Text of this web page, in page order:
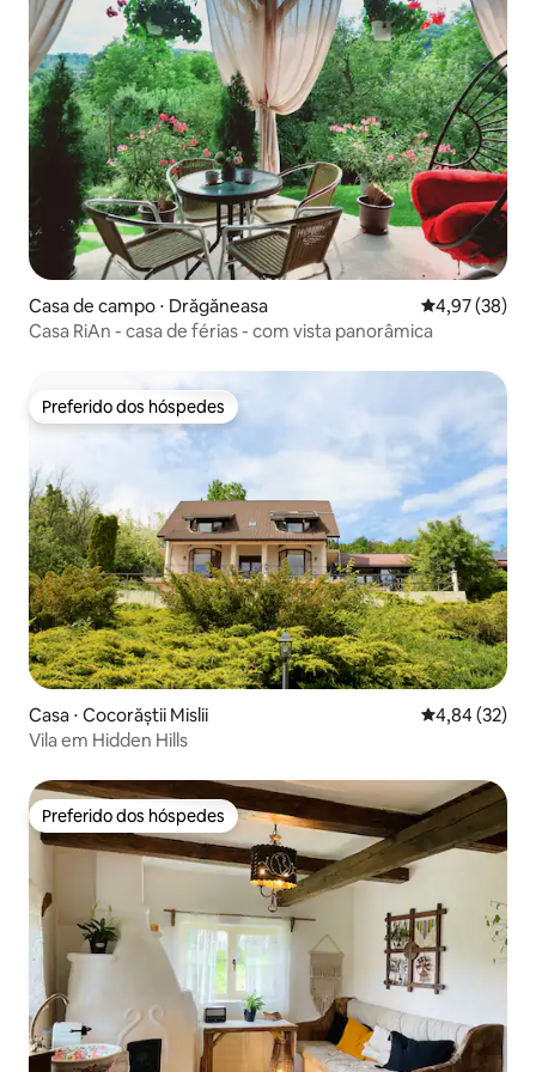
Casa de campo ⋅ Drăgăneasa 4,97 de uma
4,97 (38)
Casa RiAn - casa de férias - com vista panorâmica
Preferido dos hóspedes
Preferido dos hóspedes
Casa ⋅ Cocorăștii Mislii 4,84 de uma
4,84 (32)
Vila em Hidden Hills
Preferido dos hóspedes
Preferido dos hóspedes